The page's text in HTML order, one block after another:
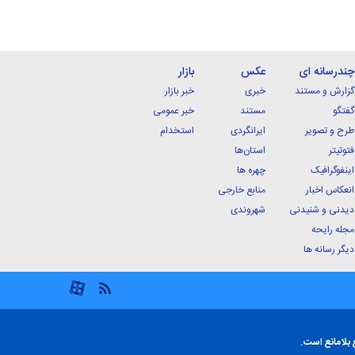
چندرسانه ای
گزارش و مستند
گفتگو
طرح و تصویر
فتوتیتر
اینفوگرافیک
انعکاس اخبار
دیدنی و شنیدنی
مجله رایحه
دیگر رسانه ها
عکس
خبری
مستند
ایرانگردی
استان‌ها
چهره ها
منابع خارجی
شهروندی
بازار
خبر بازار
خبر عمومی
استخدام
است.